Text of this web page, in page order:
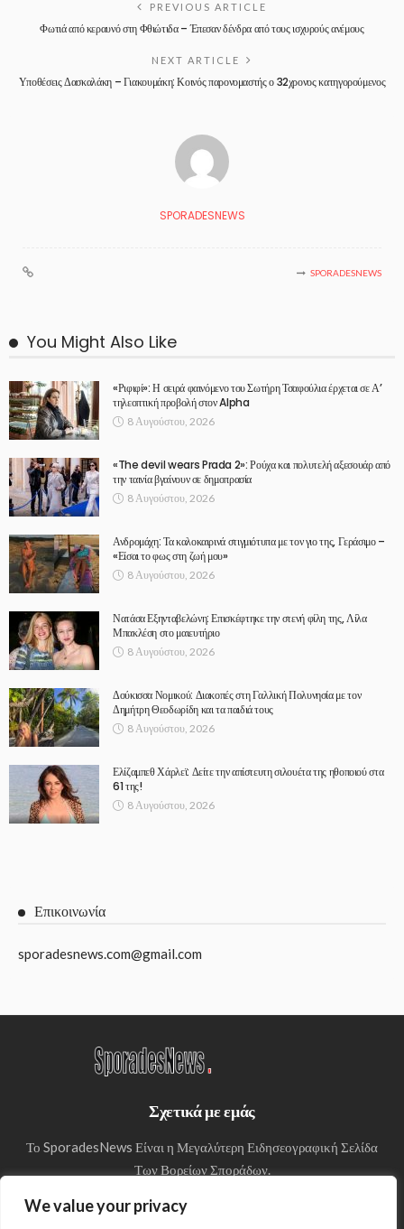
We value your privacy
PREVIOUS ARTICLE
Φωτιά από κεραυνό στη Φθιώτιδα – Έπεσαν δένδρα από τους ισχυρούς ανέμους
NEXT ARTICLE
Υποθέσεις Δασκαλάκη – Γιακουμάκη: Κοινός παρονομαστής ο 32χρονος κατηγορούμενος
SPORADESNEWS
SPORADESNEWS
You Might Also Like
«Ριφιφί»: Η σειρά φαινόμενο του Σωτήρη Τσαφούλια έρχεται σε Α’
τηλεοπτική προβολή στον Alpha
8 Αυγούστου, 2026
«The devil wears Prada 2»: Ρούχα και πολυτελή αξεσουάρ από
την ταινία βγαίνουν σε δημοπρασία
8 Αυγούστου, 2026
Ανδρομάχη: Τα καλοκαιρινά στιγμιότυπα με τον γιο της, Γεράσιμο –
«Είσαι το φως στη ζωή μου»
8 Αυγούστου, 2026
Νατάσα Εξηνταβελώνη: Επισκέφτηκε την στενή φίλη της, Λίλα
Μπακλέση στο μαιευτήριο
8 Αυγούστου, 2026
Δούκισσα Νομικού: Διακοπές στη Γαλλική Πολυνησία με τον
Δημήτρη Θεοδωρίδη και τα παιδιά τους
8 Αυγούστου, 2026
Ελίζαμπεθ Χάρλεϊ: Δείτε την απίστευτη σιλουέτα της ηθοποιού στα
61 της!
8 Αυγούστου, 2026
Επικοινωνία
sporadesnews.com@gmail.com
Σχετικά με εμάς
Το SporadesNews Είναι η Μεγαλύτερη Ειδησεογραφική Σελίδα
Των Βορείων Σποράδων.